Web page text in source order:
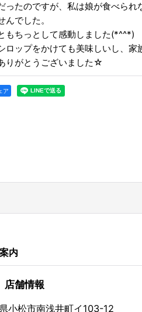
たのですが、私は娘が食べら
でした。
もちっとして感動しました(*^^*)
ップをかけても美味しいし、家
りがとうございました☆
ア
内
店舗情報
小松市南浅井町イ103-12